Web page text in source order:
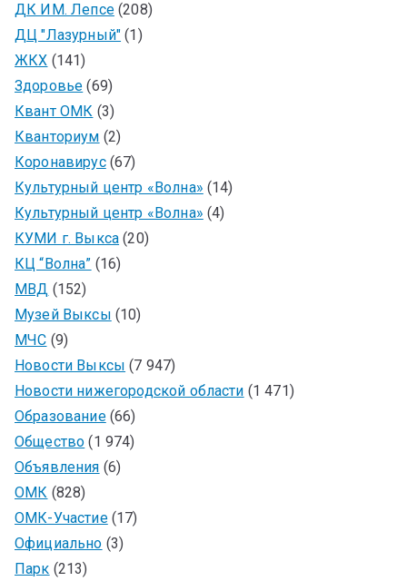
ДК ИМ. Лепсе(208)
ДЦ "Лазурный" (1)
ЖКХ (141)
Здоровье (69)
Квант ОМК (3)
Кванториум (2)
Коронавирус(67)
Культурный центр «Волна» (14)
Культурный центр «Волна» (4)
КУМИ г. Выкса (20)
КЦ “Волна” (16)
МВД (152)
Музей Выксы (10)
МЧС (9)
Новости Выксы (7 947)
Новости нижегородской области (1 471)
Образование(66)
Общество (1 974)
Объявления (6)
ОМК (828)
ОМК-Участие(17)
Официально (3)
Парк (213)